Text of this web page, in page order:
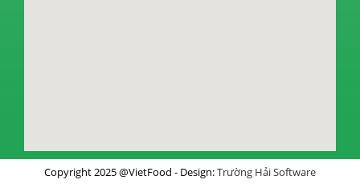
Copyright 2025 @VietFood - Design:Trường Hải Software